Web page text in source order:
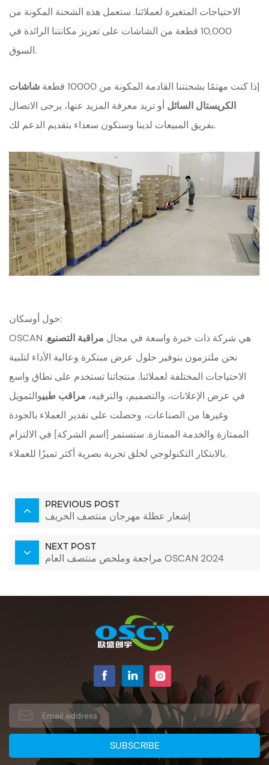
الاحتياجات المتغيرة لعملائنا. ستعمل هذه الشحنة المكونة من
10,000 قطعة من الشاشات على تعزيز مكانتنا الرائدة في
السوق.
إذا كنت مهتمًا بشحنتنا القادمة المكونة من 10000 قطعة
شاشات
الكريستال السائل أو تريد معرفة المزيد عنها، يرجى الاتصال
بفريق المبيعات لدينا وسنكون سعداء بتقديم الدعم لك.
حول أوسكان:
OSCAN هي شركة ذات خبرة واسعة في مجال مراقبة التصنيع.
نحن ملتزمون بتوفير حلول عرض مبتكرة وعالية الأداء لتلبية
الاحتياجات المختلفة لعملائنا. منتجاتنا تستخدم على نطاق واسع
في عرض الإعلانات، والتصميم، والترفيه، مراقب طبيوالتمويل
وغيرها من الصناعات، وحصلت على تقدير العملاء بالجودة
الممتازة والخدمة الممتازة. ستستمر [اسم الشركة] في الالتزام
بالابتكار التكنولوجي لخلق تجربة بصرية أكثر تميزًا للعملاء.
PREVIOUS POST
إشعار عطلة مهرجان منتصف الخريف
NEXT POST
مراجعة وملخص منتصف العام OSCAN 2024